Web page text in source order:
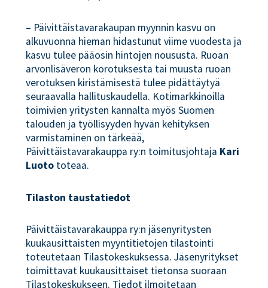
– Päivittäistavarakaupan myynnin kasvu on
alkuvuonna hieman hidastunut viime vuodesta ja
kasvu tulee pääosin hintojen noususta. Ruoan
arvonlisäveron korotuksesta tai muusta ruoan
verotuksen kiristämisestä tulee pidättäytyä
seuraavalla hallituskaudella. Kotimarkkinoilla
toimivien yritysten kannalta myös Suomen
talouden ja työllisyyden hyvän kehityksen
varmistaminen on tärkeää,
Päivittäistavarakauppa ry:n toimitusjohtaja Kari
Luoto toteaa.
Tilaston taustatiedot
Päivittäistavarakauppa ry:n jäsenyritysten
kuukausittaisten myyntitietojen tilastointi
toteutetaan Tilastokeskuksessa. Jäsenyritykset
toimittavat kuukausittaiset tietonsa suoraan
Tilastokeskukseen. Tiedot ilmoitetaan